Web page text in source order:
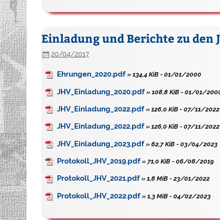
Einladung und Berichte zu den
20/04/2017
Ehrungen_2020.pdf» 134,4 KiB - 01/01/2000
JHV_Einladung_2020.pdf» 108,8 KiB - 01/01/
JHV_Einladung_2022.pdf» 126,0 KiB - 07/11/2022
JHV_Einladung_2022.pdf» 126,0 KiB - 07/11/2022
JHV_Einladung_2023.pdf» 62,7 KiB - 03/04/2023
Protokoll_JHV_2019.pdf» 71,0 KiB - 06/08/2019
Protokoll_JHV_2021.pdf» 1,8 MiB - 23/01/2022
Protokoll_JHV_2022.pdf» 1,3 MiB - 04/02/2023